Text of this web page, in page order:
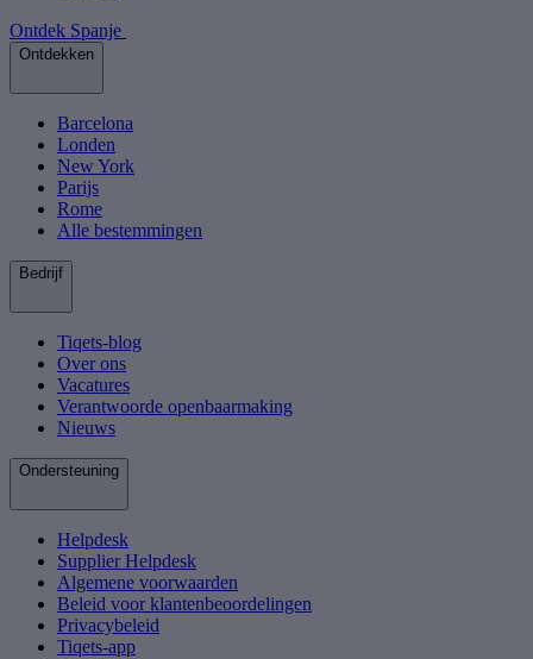
Ontdek Spanje
Ontdekken
Barcelona
Londen
New York
Parijs
Rome
Alle bestemmingen
Bedrijf
Tiqets-blog
Over ons
Vacatures
Verantwoorde openbaarmaking
Nieuws
Ondersteuning
Helpdesk
Supplier Helpdesk
Algemene voorwaarden
Beleid voor klantenbeoordelingen
Privacybeleid
Tiqets-app